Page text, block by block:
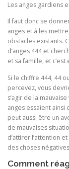
Les anges gardiens
Il faut donc se
anges et à les
obstacles existants.
d’anges 444 et
et sa famille, et
Si le chiffre 444, 44
percevez, vous
s’agir de la
anges essaient ainsi
peut aussi être un
de mauvaises
d’attirer l’attention
des choses
Comment